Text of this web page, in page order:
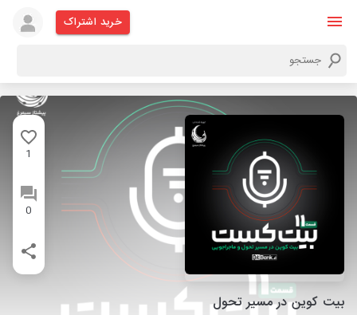
خرید اشتراک
1
0
بیت کوین در مسیر تحول